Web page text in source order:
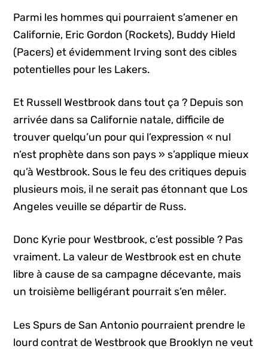
Parmi les hommes qui pourraient s’amener en
Californie, Eric Gordon (Rockets), Buddy Hield
(Pacers) et évidemment Irving sont des cibles
potentielles pour les Lakers.
Et Russell Westbrook dans tout ça ? Depuis son
arrivée dans sa Californie natale, difficile de
trouver quelqu’un pour qui l’expression « nul
n’est prophète dans son pays » s’applique mieux
qu’à Westbrook. Sous le feu des critiques depuis
plusieurs mois, il ne serait pas étonnant que Los
Angeles veuille se départir de Russ.
Donc Kyrie pour Westbrook, c’est possible ? Pas
vraiment. La valeur de Westbrook est en chute
libre à cause de sa campagne décevante, mais
un troisième belligérant pourrait s’en mêler.
Les Spurs de San Antonio pourraient prendre le
lourd contrat de Westbrook que Brooklyn ne veut